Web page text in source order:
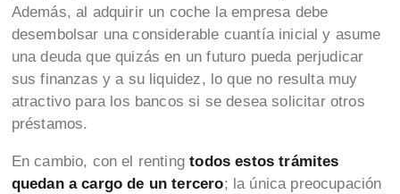
Además, al adquirir un coche la empresa debe
desembolsar una considerable cuantía inicial y asume
una deuda que quizás en un futuro pueda perjudicar
sus finanzas y a su liquidez, lo que no resulta muy
atractivo para los bancos si se desea solicitar otros
préstamos.
En cambio, con el renting todos estos trámites
quedan a cargo de un tercero; la única preocupación